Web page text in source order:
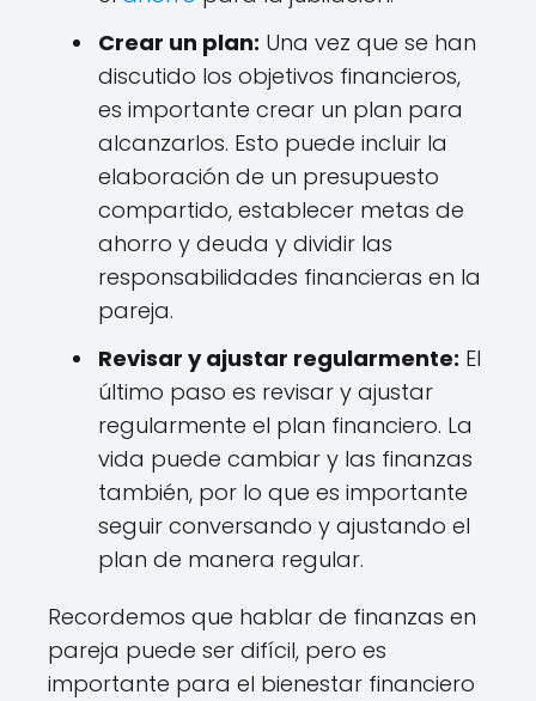
Crear un plan: Una vez que se han
discutido los objetivos financieros,
es importante crear un plan para
alcanzarlos. Esto puede incluir la
elaboración de un presupuesto
compartido, establecer metas de
ahorro y deuda y dividir las
responsabilidades financieras en la
pareja.
Revisar y ajustar regularmente: El
último paso es revisar y ajustar
regularmente el plan financiero. La
vida puede cambiar y las finanzas
también, por lo que es importante
seguir conversando y ajustando el
plan de manera regular.
Recordemos que hablar de finanzas en
pareja puede ser difícil, pero es
importante para el bienestar financiero